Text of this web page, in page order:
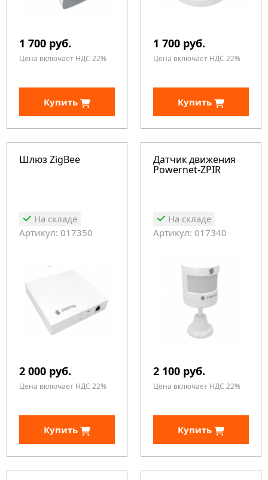
1 700 руб.
Цена включает НДС 22%
Купить
1 700 руб.
Цена включает НДС 22%
Купить
Шлюз ZigBee
На складе
Артикул: 017350
2 000 руб.
Цена включает НДС 22%
Купить
Датчик движения
Powernet-ZPIR
На складе
Артикул: 017340
2 100 руб.
Цена включает НДС 22%
Купить